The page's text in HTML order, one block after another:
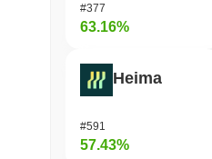
#377
63.16%
Heima
#591
57.43%